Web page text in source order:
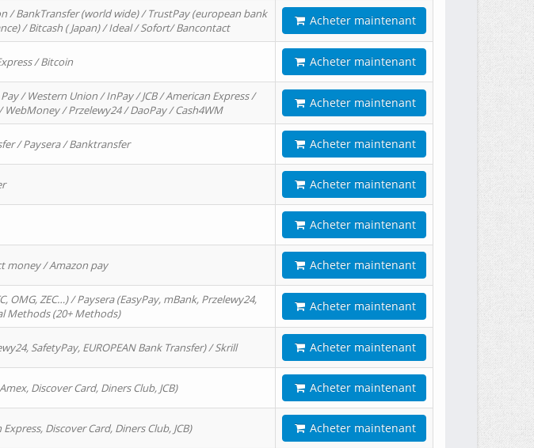
/ BankTransfer (world wide) / TrustPay (european bank
/ Bitcash ( Japan) / Ideal / Sofort/ Bancontact
Acheter maintenant
/ Bitcoin Acheter maintenant
/ Western Union / InPay / JCB / American Express /
/ Przelewy24 / DaoPay / Cash4WM
Acheter maintenant
/ Paysera / Banktransfer Acheter maintenant
Acheter maintenant
Acheter maintenant
money / Amazon pay Acheter maintenant
OMG, ZEC…) / Paysera (EasyPay, mBank, Przelewy24,
Methods (20+ Methods)
Acheter maintenant
SafetyPay, EUROPEAN Bank Transfer) / Skrill Acheter maintenant
Discover Card, Diners Club, JCB) Acheter maintenant
Discover Card, Diners Club, JCB) Acheter maintenant